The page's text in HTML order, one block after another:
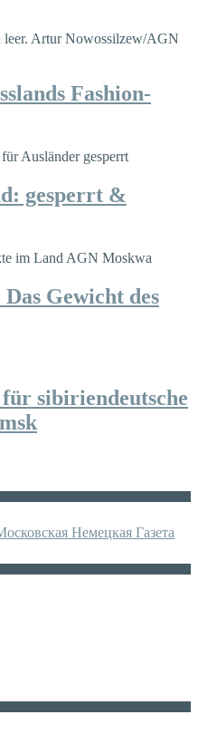
Fashion-
gesperrt &
Gewicht des
sibiriendeutsche
Немецкая Газета